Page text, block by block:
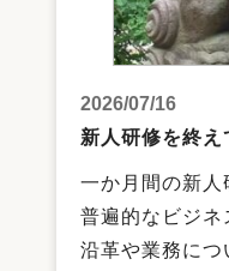
2026/07/16
新人研修を終え
一か月間の新人
普遍的なビジ
沿革や業務につ